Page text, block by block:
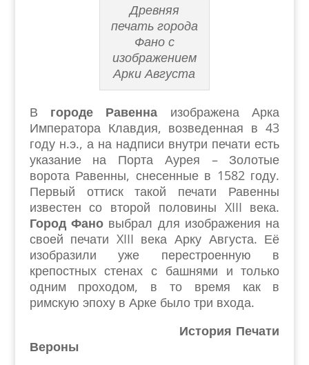
Древняя
печать города
Фано с
изображением
Арки Августа
В городе Равенна изображена Арка
Императора Клавдия, возведенная в 43
году н.э., а на надписи внутри печати есть
указание на Порта Аурея – Золотые
ворота Равенны, снесенные в 1582 году.
Первый оттиск такой печати Равенны
известен со второй половины XIII века.
Город Фановыбрал для изображения на
своей печати XIII века Арку Августа. Её
изобразили уже перестроенную в
крепостных стенах с башнями и только
одним проходом, в то время как в
римскую эпоху в Арке было три входа.
История Печати
Вероны